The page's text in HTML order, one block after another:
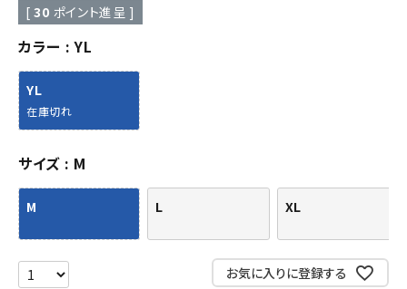
[ 30 ポイント進呈 ]
カラー YL
YL
在庫切れ
サイズ M
M L XL
お気に入りに登録する